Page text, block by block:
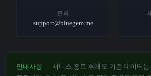
문의
support@bluegem.me
안내사항 — 서비스 종료 후에도 기존 데이터는